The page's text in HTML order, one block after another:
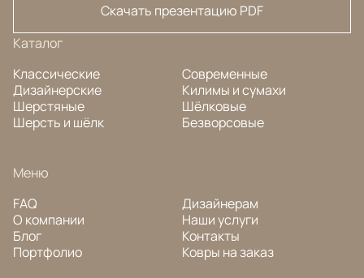
Скачать презентацию PDF
Каталог
Классические
Дизайнерские
Шерстяные
Шерсть и шёлк
Современные
Килимы и сумахи
Шёлковые
Безворсовые
Меню
FAQ
О компании
Блог
Портфолио
Дизайнерам
Наши услуги
Контакты
Ковры на заказ